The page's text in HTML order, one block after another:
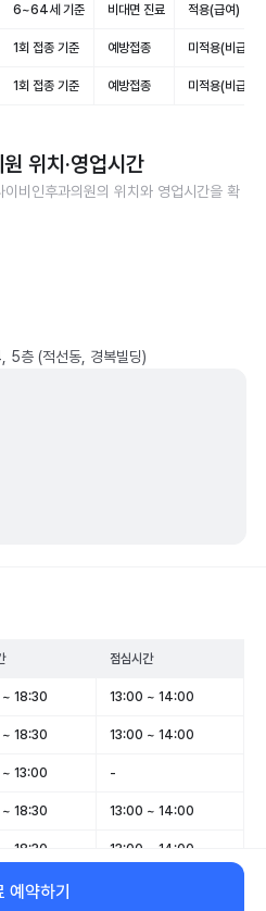
6~64세 기준 비대면 진료 적용(급여)
1회 접종 기준 예방접종 미적용(비급여)
1회 접종 기준 예방접종 미적용(비급여)
위치·영업시간
이비인후과의원의 위치와 영업시간을 확
5층 (적선동, 경복빌딩)
점심시간
18:30 13:00 ~ 14:00
18:30 13:00 ~ 14:00
13:00 -
18:30 13:00 ~ 14:00
18:30 13:00 ~ 14:00
~ 13:00
예약하기